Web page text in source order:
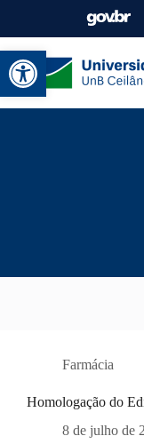
Abrir a
Farmácia
Homologação do
8 de julho de